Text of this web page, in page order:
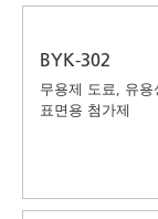
BYK-302
무용제 도료, 유
표면용 첨가제